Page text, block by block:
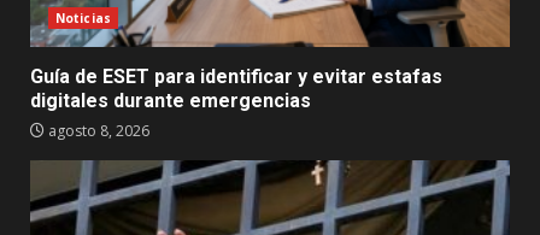
Noticias
Guía de ESET para identificar y evitar estafas
digitales durante emergencias
agosto 8, 2026